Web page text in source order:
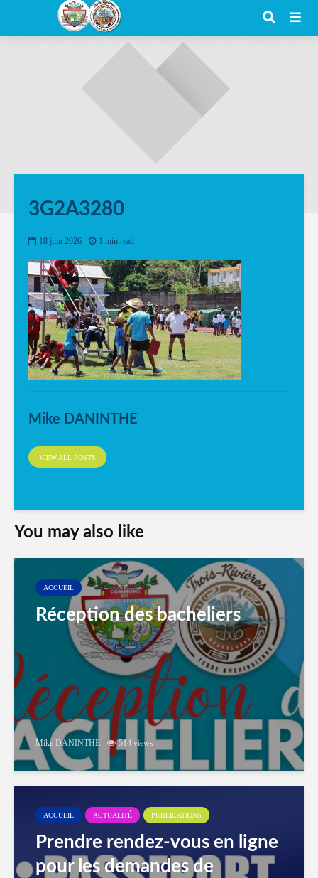
3G2A3280
18 juin 2026 1 min read
Mike DANINTHE
VIEW ALL POSTS
You may also like
ACCUEIL
Réception des bacheliers
Mike DANINTHE 514 views
ACCUEIL ACTUALITÉ PUBLICATIONS
Prendre rendez-vous en ligne
pour les demandes de